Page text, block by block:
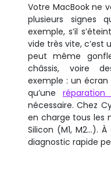
Votre MacBook ne
plusieurs signes
exemple, s’il
vide très vite, c’est
peut même
châssis, voire
exemple : un
qu’une réparation
nécessaire. Chez
en charge tous les
Silicon (M1, M2…).
diagnostic rapide